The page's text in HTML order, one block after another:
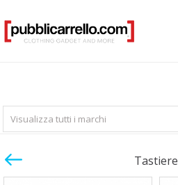
Visualizza tutti i marchi
Tastiere